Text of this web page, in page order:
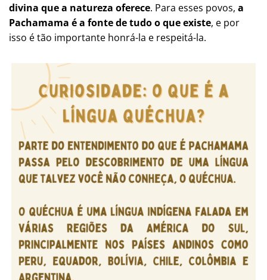
divina que a natureza oferece. Para esses povos, a
Pachamama é a fonte de tudo o que existe, e por
isso é tão importante honrá-la e respeitá-la.